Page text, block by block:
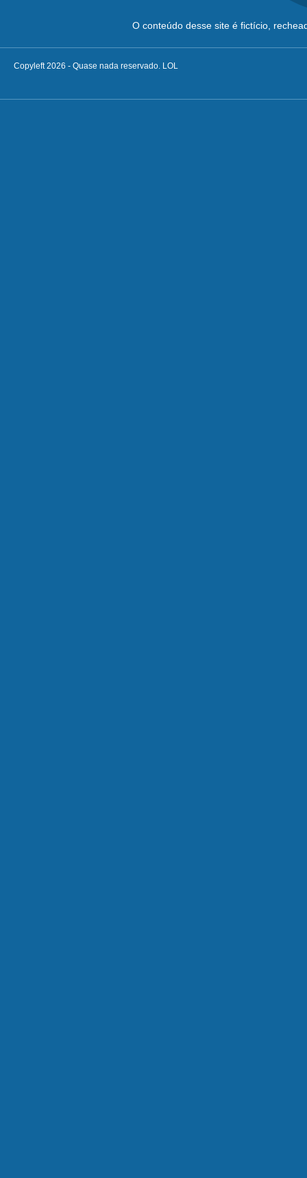
O conteúdo desse site é fictício,
Copyleft 2026 - Quase nada reservado. LOL